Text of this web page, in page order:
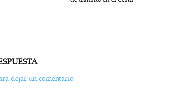
dejar un comentario